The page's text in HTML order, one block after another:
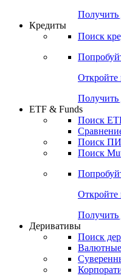
Получить
Кредиты
Поиск
Откройте
Получить
ETF & Funds
Поиск
Поиск
Поиск
Откройте
Получить
Деривативы
Поиск